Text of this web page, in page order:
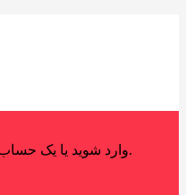
وارد شوید یا یک حساب کاربری جدید ایجاد کنید.